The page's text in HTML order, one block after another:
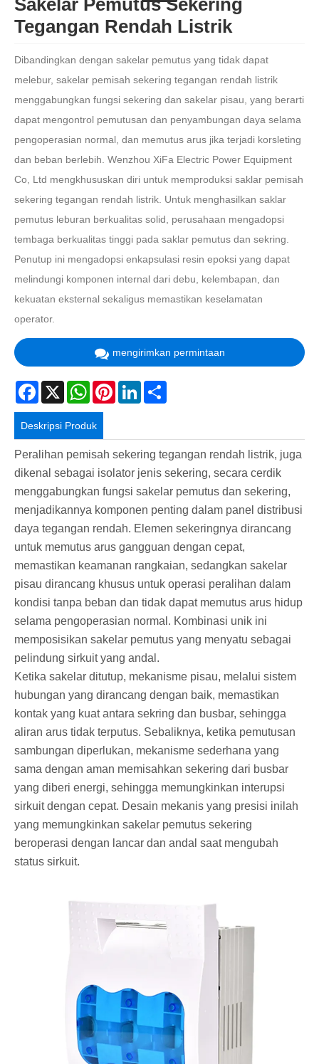
Sakelar Pemutus Sekering
Tegangan Rendah Listrik
Dibandingkan dengan sakelar pemutus yang tidak dapat
melebur, sakelar pemisah sekering tegangan rendah listrik
menggabungkan fungsi sekering dan sakelar pisau, yang berarti
dapat mengontrol pemutusan dan penyambungan daya selama
pengoperasian normal, dan memutus arus jika terjadi korsleting
dan beban berlebih. Wenzhou XiFa Electric Power Equipment
Co, Ltd mengkhususkan diri untuk memproduksi saklar pemisah
sekering tegangan rendah listrik. Untuk menghasilkan saklar
pemutus leburan berkualitas solid, perusahaan mengadopsi
tembaga berkualitas tinggi pada saklar pemutus dan sekring.
Penutup ini mengadopsi enkapsulasi resin epoksi yang dapat
melindungi komponen internal dari debu, kelembapan, dan
kekuatan eksternal sekaligus memastikan keselamatan
operator.
mengirimkan permintaan
Facebook
X WhatsAppPinterestLinkedIn
Deskripsi Produk
Peralihan pemisah sekering tegangan rendah listrik, juga
dikenal sebagai isolator jenis sekering, secara cerdik
menggabungkan fungsi sakelar pemutus dan sekering,
menjadikannya komponen penting dalam panel distribusi
daya tegangan rendah. Elemen sekeringnya dirancang
untuk memutus arus gangguan dengan cepat,
memastikan keamanan rangkaian, sedangkan sakelar
pisau dirancang khusus untuk operasi peralihan dalam
kondisi tanpa beban dan tidak dapat memutus arus hidup
selama pengoperasian normal. Kombinasi unik ini
memposisikan sakelar pemutus yang menyatu sebagai
pelindung sirkuit yang andal.
Ketika sakelar ditutup, mekanisme pisau, melalui sistem
hubungan yang dirancang dengan baik, memastikan
kontak yang kuat antara sekring dan busbar, sehingga
aliran arus tidak terputus. Sebaliknya, ketika pemutusan
sambungan diperlukan, mekanisme sederhana yang
sama dengan aman memisahkan sekering dari busbar
yang diberi energi, sehingga memungkinkan interupsi
sirkuit dengan cepat. Desain mekanis yang presisi inilah
yang memungkinkan sakelar pemutus sekering
beroperasi dengan lancar dan andal saat mengubah
status sirkuit.